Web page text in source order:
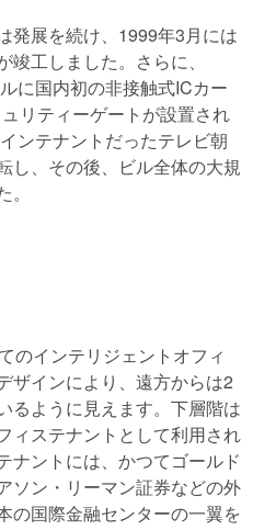
発展を続け、1999年3月には
工しました。さらに、
に国内初の非接触式ICカー
リティーゲートが設置され
ンテナントだったテレビ朝
し、その後、ビル全体の大規
のインテリジェントオフィ
ザインにより、遠方からは2
るように見えます。下層階は
ィステナントとして利用され
ナントには、かつてゴールド
ソン・リーマン証券などの外
の国際金融センターの一翼を